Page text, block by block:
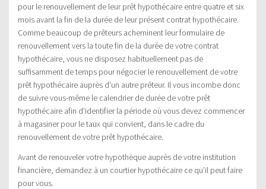
pour le renouvellement de leur prêt hypothécaire entre quatre et six
mois avant la fin de la durée de leur présent contrat hypothécaire.
Comme beaucoup de prêteurs acheminent leur formulaire de
renouvellement vers la toute fin de la durée de votre contrat
hypothécaire, vous ne disposez habituellement pas de
suffisamment de temps pour négocier le renouvellement de votre
prêt hypothécaire auprès d’un autre prêteur. Il vous incombe donc
de suivre vous-même le calendrier de durée de votre prêt
hypothécaire afin d’identifier la période où vous devez commencer
à magasiner pour le taux qui convient, dans le cadre du
renouvellement de votre prêt hypothécaire.
Avant de renouveler votre hypothèque auprès de votre institution
financière, demandez à un courtier hypothécaire ce qu’il peut faire
pour vous.